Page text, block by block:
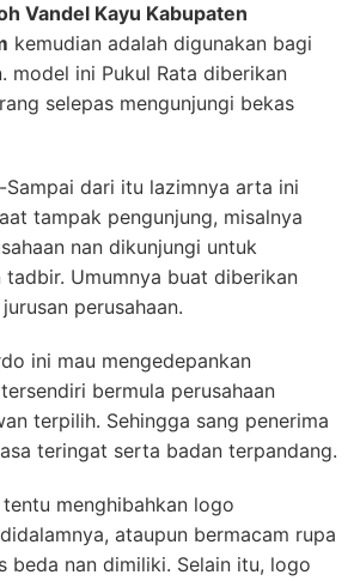
Vandel Kayu Kabupaten
kemudian adalah digunakan bagi
model ini Pukul Rata diberikan
selepas mengunjungi bekas
Sampai dari itu lazimnya arta ini
tampak pengunjung, misalnya
nan dikunjungi untuk
tadbir. Umumnya buat diberikan
perusahaan.
ini mau mengedepankan
bermula perusahaan
terpilih. Sehingga sang penerima
teringat serta badan terpandang.
menghibahkan logo
ataupun bermacam rupa
beda nan dimiliki. Selain itu, logo